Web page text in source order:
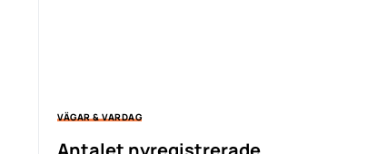
VÄGAR & VARDAG